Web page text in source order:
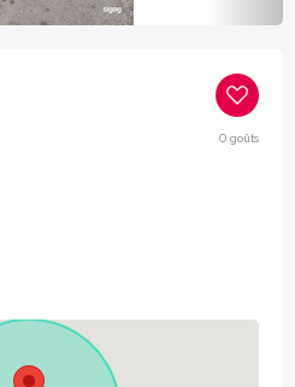
0goûts